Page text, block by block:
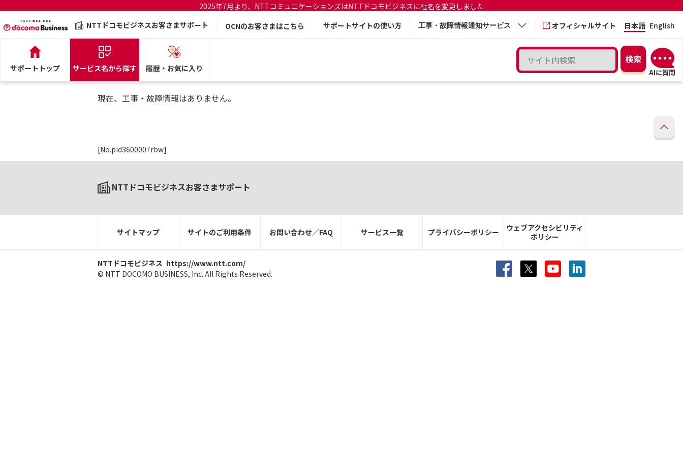
2025年7月より、NTTコミュニケーションズはNTTドコモビジネスに社名を変更しました
NTTドコモビジネスお客さまサポート
OCNのお客さまはこちら サポートサイトの使い方 工事・故障情報通知サービス オフィシャルサイト 日本語 English
サポートトップ サービス名から探す 履歴・お気に入り
現在、工事・故障情報はありません。
[No.pid3600007rbw]
NTTドコモビジネスお客さまサポート
サイトマップ サイトのご利用条件 お問い合わせ／FAQ サービス一覧 プライバシーポリシー
ウェブアクセシビリティ
ポリシー
NTTドコモビジネス https://www.ntt.com/
© NTT DOCOMO BUSINESS, Inc. All Rights Reserved.